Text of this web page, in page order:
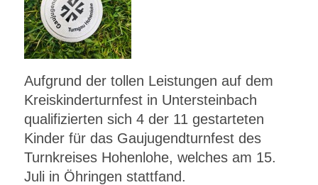
Aufgrund der tollen Leistungen auf dem
Kreiskinderturnfest in Untersteinbach
qualifizierten sich 4 der 11 gestarteten
Kinder für das Gaujugendturnfest des
Turnkreises Hohenlohe, welches am 15.
Juli in Öhringen stattfand.